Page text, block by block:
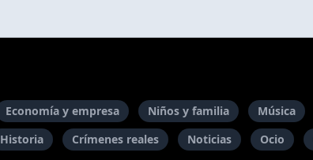
Economía y empresa Niños y familia Música
Historia Crímenes reales Noticias Ocio